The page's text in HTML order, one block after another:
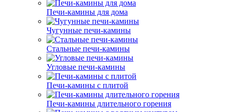
Печи-камины для дома
Чугунные печи-камины
Стальные печи-камины
Угловые печи-камины
Печи-камины с плитой
Печи-камины длительного горения